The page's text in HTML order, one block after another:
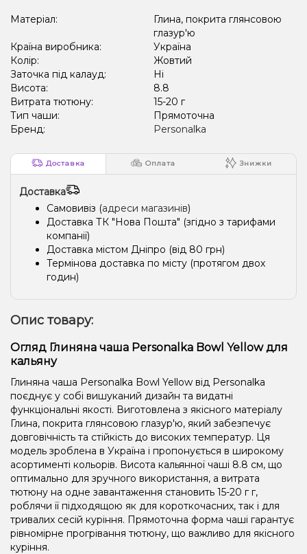
Матеріал:
Глина, покрита глянсовою
глазур'ю
Країна виробника:
Україна
Колір:
Жовтий
Заточка під калауд:
Ні
Висота:
8.8
Витрата тютюну:
15-20 г
Тип чаши:
Прямоточна
Бренд:
Personalka
Доставка Оплата Знижки
Доставка
Самовивіз (адреси магазинів)
Доставка ТК "Нова Пошта" (згідно з тарифами
компанії)
Доставка містом Дніпро (від 80 грн)
Термінова доставка по місту (протягом двох
годин)
Опис товару:
Огляд Глиняна чаша Personalka Bowl Yellow для
кальяну
Глиняна чаша Personalka Bowl Yellow від Personalka
поєднує у собі вишуканий дизайн та видатні
функціональні якості. Виготовлена ​​з якісного матеріалу
Глина, покрита глянсовою глазур'ю, який забезпечує
довговічність та стійкість до високих температур. Ця
модель зроблена в Україна і пропонується в широкому
асортименті кольорів. Висота кальянної чаші 8.8 см, що
оптимально для зручного використання, а витрата
тютюну на одне завантаження становить 15-20 г г,
роблячи її підходящою як для короткочасних, так і для
тривалих сесій куріння. Прямоточна форма чаші гарантує
рівномірне прогрівання тютюну, що важливо для якісного
куріння.